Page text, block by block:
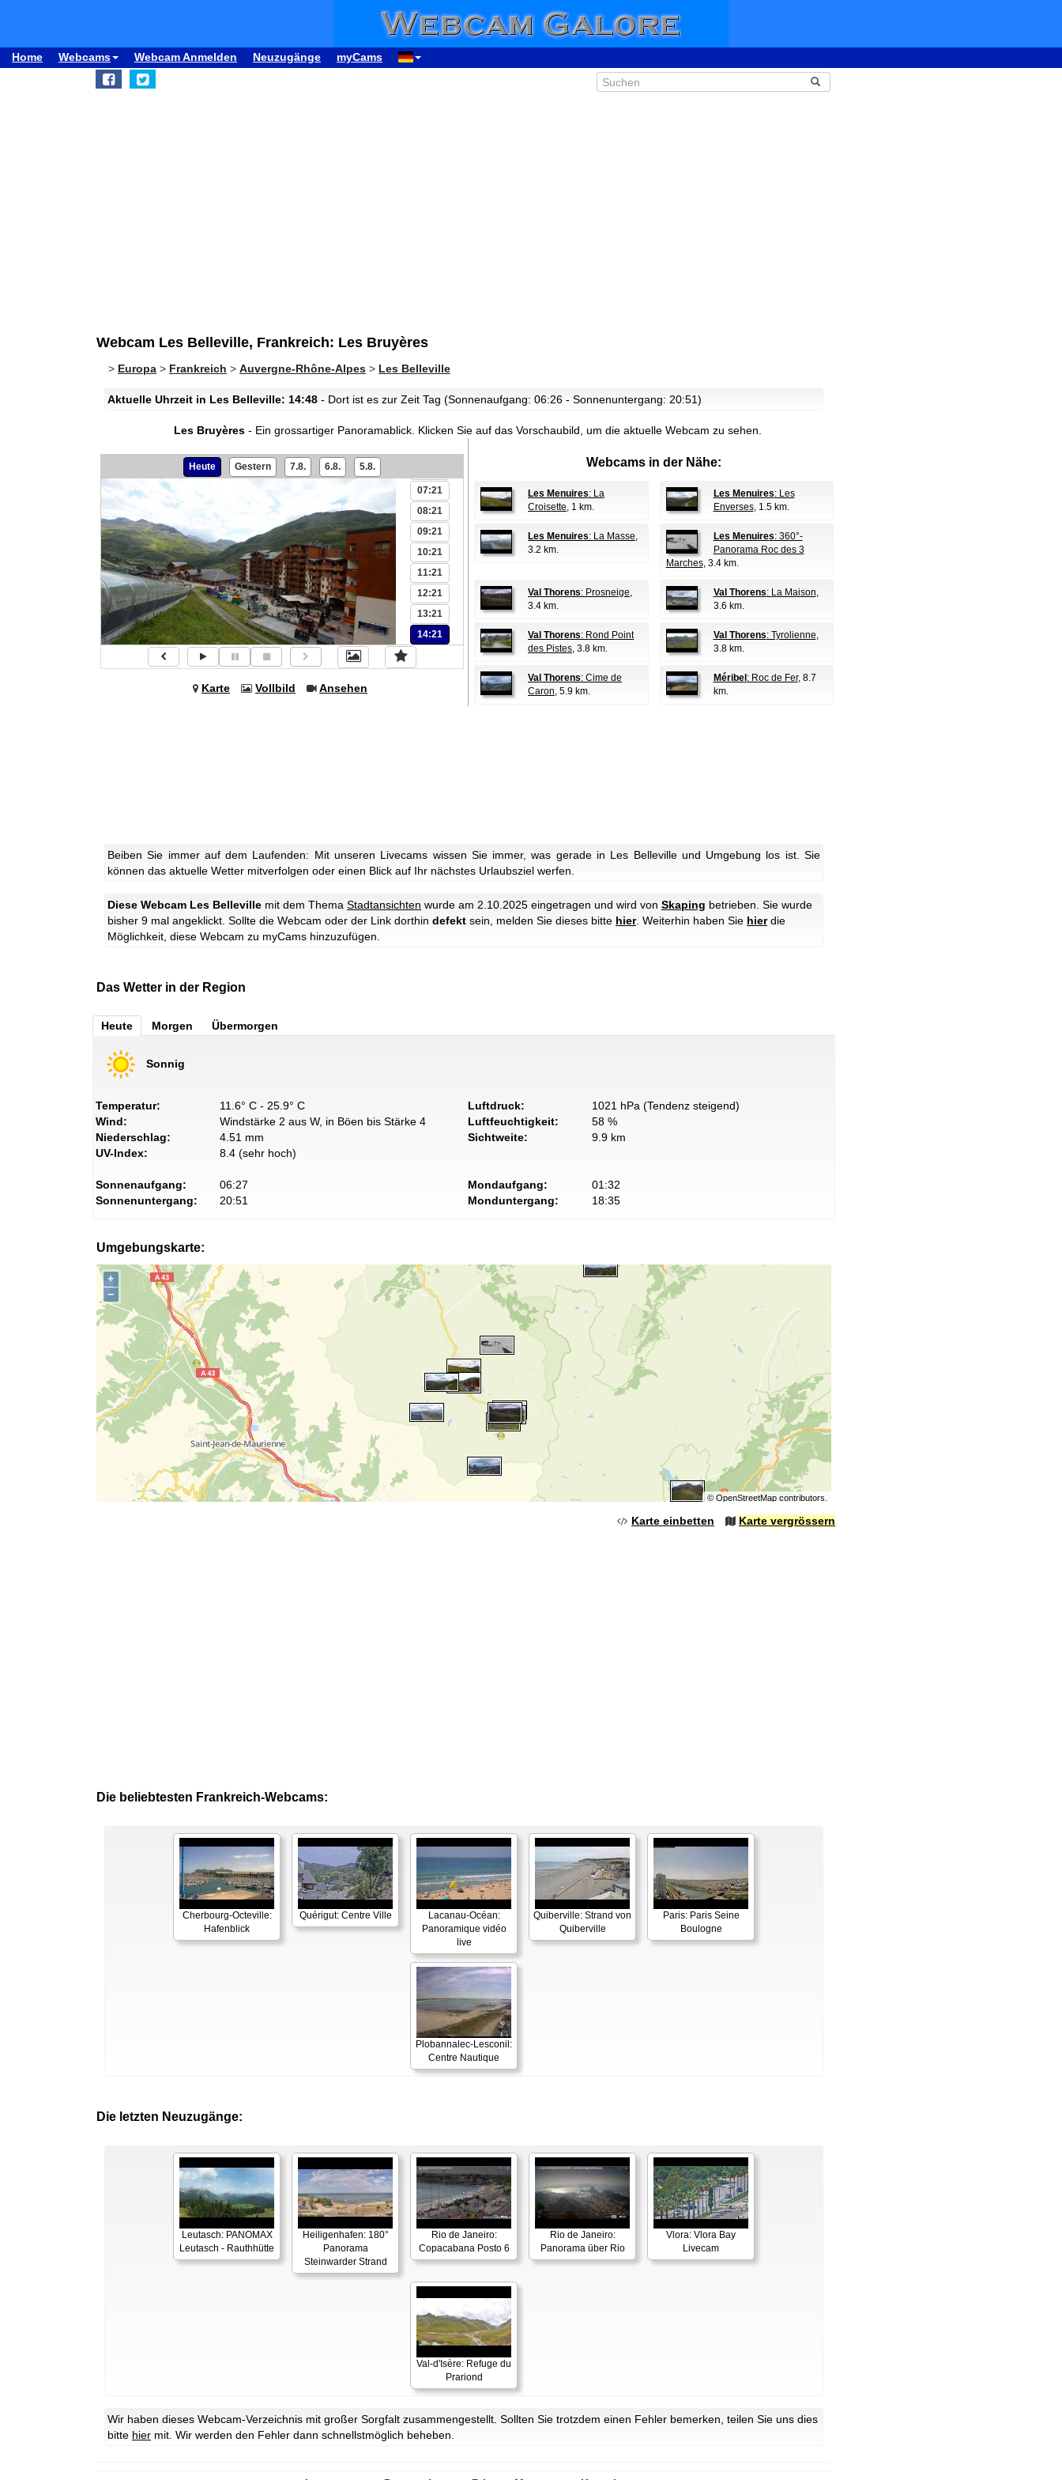
Home Webcams Webcam Anmelden Neuzugänge myCams
Webcam Les Belleville, Frankreich: Les Bruyères
> Europa > Frankreich > Auvergne-Rhône-Alpes > Les Belleville
Aktuelle Uhrzeit in Les Belleville: 14:48 - Dort ist es zur Zeit Tag (Sonnenaufgang: 06:26 - Sonnenuntergang: 20:51)
Les Bruyères - Ein grossartiger Panoramablick. Klicken Sie auf das Vorschaubild, um die aktuelle Webcam zu sehen.
Heute Gestern 7.8. 6.8. 5.8.
00:21
01:21
03:21
04:21
07:21
08:21
09:21
10:21
11:21
12:21
13:21
14:21
Karte Vollbild Ansehen
Webcams in der Nähe:
Les Menuires: La
Croisette, 1 km.
Les Menuires: Les
Enverses, 1.5 km.
Les Menuires: La Masse,
3.2 km.
Les Menuires: 360°-
Panorama Roc des 3
Marches, 3.4 km.
Val Thorens: Prosneige,
3.4 km.
Val Thorens: La Maison,
3.6 km.
Val Thorens: Rond Point
des Pistes, 3.8 km.
Val Thorens: Tyrolienne,
3.8 km.
Val Thorens: Cime de
Caron, 5.9 km.
Méribel : Roc de Fer, 8.7
km.
Beiben Sie immer auf dem Laufenden: Mit unseren Livecams wissen Sie immer, was gerade in Les Belleville und Umgebung los ist. Sie
können das aktuelle Wetter mitverfolgen oder einen Blick auf Ihr nächstes Urlaubsziel werfen.
Diese Webcam Les Belleville mit dem Thema Stadtansichten wurde am 2.10.2025 eingetragen und wird von Skaping betrieben. Sie wurde
bisher 9 mal angeklickt. Sollte die Webcam oder der Link dorthin defekt sein, melden Sie dieses bitte hier. Weiterhin haben Sie hierdie
Möglichkeit, diese Webcam zu myCams hinzuzufügen.
Das Wetter in der Region
Heute Morgen Übermorgen
Sonnig
Temperatur:
11.6° C - 25.9° C
Wind:
Windstärke 2 aus W, in Böen bis Stärke 4
Niederschlag:
4.51 mm
UV-Index:
8.4 (sehr hoch)
Luftdruck:
1021 hPa (Tendenz steigend)
Luftfeuchtigkeit:
58 %
Sichtweite:
9.9 km
Sonnenaufgang:
06:27
Sonnenuntergang:
20:51
Mondaufgang:
01:32
Monduntergang:
18:35
Umgebungskarte:
+
−
© OpenStreetMapcontributors.
Karte einbetten Karte vergrössern
Die beliebtesten Frankreich-Webcams:
Cherbourg-Octeville:
Hafenblick
Quérigut: Centre Ville
Lacanau-Océan:
Panoramique vidéo
live
Quiberville: Strand von
Quiberville
Paris: Paris Seine
Boulogne
Plobannalec-Lesconil:
Centre Nautique
Die letzten Neuzugänge:
Leutasch: PANOMAX
Leutasch - Rauthhütte
Heiligenhafen: 180°
Panorama
Steinwarder Strand
Rio de Janeiro:
Copacabana Posto 6
Rio de Janeiro:
Panorama über Rio
Vlora: Vlora Bay
Livecam
Val-d'Isère: Refuge du
Prariond
Wir haben dieses Webcam-Verzeichnis mit großer Sorgfalt zusammengestellt. Sollten Sie trotzdem einen Fehler bemerken, teilen Sie uns dies
bitte hier mit. Wir werden den Fehler dann schnellstmöglich beheben.